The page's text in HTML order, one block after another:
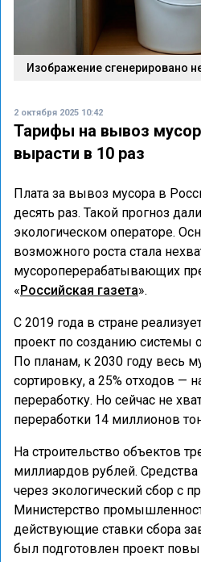
Изображение сгенерировано
2 октября 2025 10:42
Тарифы на вывоз
вырасти в 10 раз
Плата за вывоз мусора в
десять раз. Такой прогноз
экологическом операторе.
возможного роста стала
мусороперерабатывающих
«Российская газета».
С 2019 года в стране
проект по созданию системы
По планам, к 2030 году весь
сортировку, а 25% отходов —
переработку. Но сейчас не
переработки 14 миллионов
На строительство объектов
миллиардов рублей. Средства
через экологический сбор с
Министерство
действующие ставки сбора
был подготовлен проект